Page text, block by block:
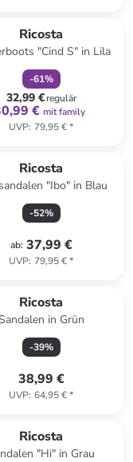
Ricosta
"Cind S" in Lila
-61%
32,99 €regulär
€ mit family
UVP: 79,95 €*
Ricosta
"Ibo" in Blau
-52%
ab: 37,99 €
UVP: 79,95 €*
Ricosta
Sandalen in Grün
-39%
38,99 €
UVP: 64,95 €*
Ricosta
"Hi" in Grau